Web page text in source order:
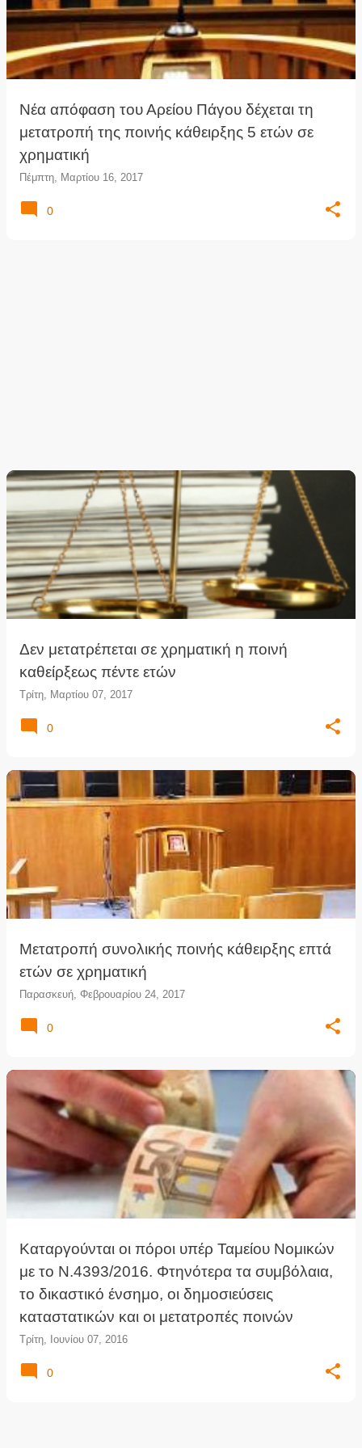
ρ
τ
ή
σ
Νέα απόφαση του Αρείου Πάγου δέχεται τη
μετατροπή της ποινής κάθειρξης 5 ετών σε
χρηματική
Πέμπτη, Μαρτίου 16, 2017
0
Δεν μετατρέπεται σε χρηματική η ποινή
καθείρξεως πέντε ετών
Τρίτη, Μαρτίου 07, 2017
0
Μετατροπή συνολικής ποινής κάθειρξης επτά
ετών σε χρηματική
Παρασκευή, Φεβρουαρίου 24, 2017
0
Καταργούνται οι πόροι υπέρ Ταμείου Νομικών
με το Ν.4393/2016. Φτηνότερα τα συμβόλαια,
το δικαστικό ένσημο, οι δημοσιεύσεις
καταστατικών και οι μετατροπές ποινών
Τρίτη, Ιουνίου 07, 2016
0